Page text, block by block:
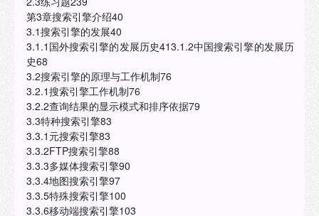
第3章搜索引擎介绍40
3.1搜索引擎的发展40
3.1.1国外搜索引擎的发展历史413.1.2中国搜索引擎的发展历
史68
3.2搜索引擎的原理与工作机制76
3.2.1搜索引擎工作机制76
3.2.2查询结果的显示模式和排序依据79
3.3特种搜索引擎83
3.3.1元搜索引擎83
3.3.2FTP搜索引擎88
3.3.3多媒体搜索引擎90
3.3.4地图搜索引擎97
3.3.5特殊搜索引擎100
3.3.6移动端搜索引擎103